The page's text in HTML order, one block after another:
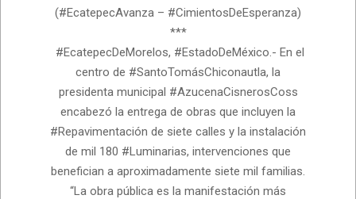
02
(#EcatepecAvanza – #CimientosDeEsperanza)
***
#EcatepecDeMorelos, #EstadoDeMéxico.- En el
centro de #SantoTomásChiconautla, la
presidenta municipal #AzucenaCisnerosCoss
encabezó la entrega de obras que incluyen la
#Repavimentación de siete calles y la instalación
de mil 180 #Luminarias, intervenciones que
benefician a aproximadamente siete mil familias.
“La obra pública es la manifestación más